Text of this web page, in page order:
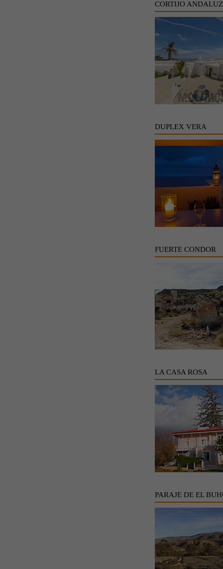
CORTIJO
DUPLEX VERA
FUERTE CONDOR
LA CASA ROSA
PARAJE DE EL